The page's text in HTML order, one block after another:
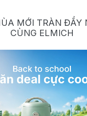
MỚI TRÀN ĐẦY
CÙNG ELMICH